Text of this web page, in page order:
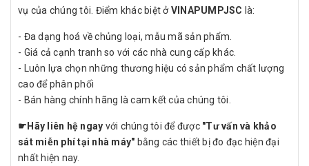
vụ của chúng tôi. Điểm khác biệt ởVINAPUMPJSC là:
- Đa dạng hoá về chủng loại, mẫu mã sản phẩm.
- Giá cả cạnh tranh so với các nhà cung cấp khác.
- Luôn lựa chọn những thương hiệu có sản phẩm chất lượng
cao để phân phối
- Bán hàng chính hãng là cam kết của chúng tôi.
☛ Hãy liên hệ ngay với chúng tôi để được "Tư vấn và khảo
sát miễn phí tại nhà máy" bằng các thiết bị đo đạc hiện đại
nhất hiện nay.